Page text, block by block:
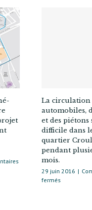
La circulation
automobiles,
et des piétons
difficile dans
quartier
pendant
mois.
29 juin 2016 |
fermés